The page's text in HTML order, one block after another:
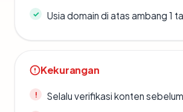
Usia domain di atas ambang 1
Kekurangan
Selalu verifikasi konten